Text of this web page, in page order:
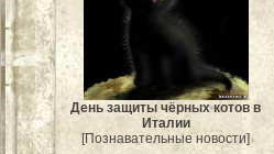
День защиты чёрных котов в
Италии
[Познавательные новости]